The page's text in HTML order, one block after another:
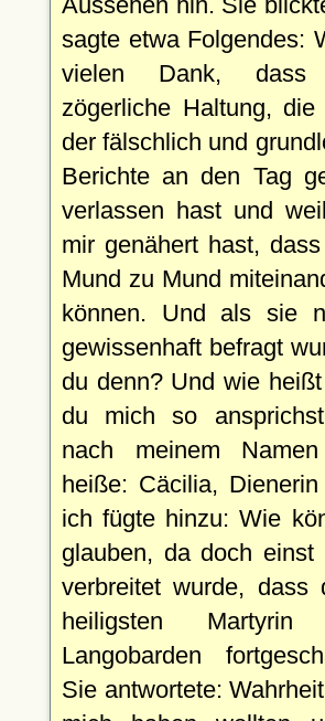
sagte etwa Folgendes:
vielen Dank,
zögerliche Haltung, die
der fälschlich und
Berichte an den Tag
verlassen hast und
mir genähert hast,
Mund zu Mund
können. Und als sie
gewissenhaft befragt
du denn? Und wie
du mich so
nach meinem
heiße: Cäcilia,
ich fügte hinzu: Wie
glauben, da doch einst
verbreitet wurde, dass
heiligsten
Langobarden
Sie antwortete: